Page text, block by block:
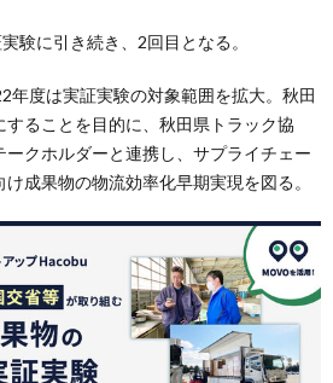
験に引き続き、2回目となる。
年度は実証実験の対象範囲を拡大。秋田
ることを目的に、秋田県トラック協
クホルダーと連携し、サプライチェー
成果物の物流効率化早期実現を図る。